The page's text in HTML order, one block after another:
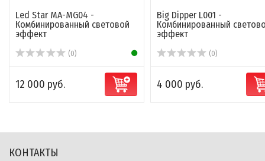
Led Star MA-MG04 -
Комбинированный световой
эффект
(0)
12 000 руб.
Big Dipper L001 -
Комбинированный
эффект
(0)
4 000 руб.
КОНТАКТЫ